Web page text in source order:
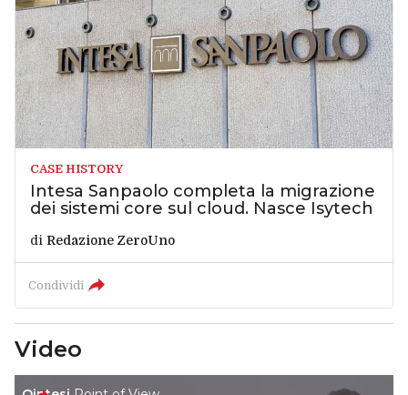
CASE HISTORY
Intesa Sanpaolo completa la migrazione
dei sistemi core sul cloud. Nasce Isytech
di Redazione ZeroUno
Condividi
Video